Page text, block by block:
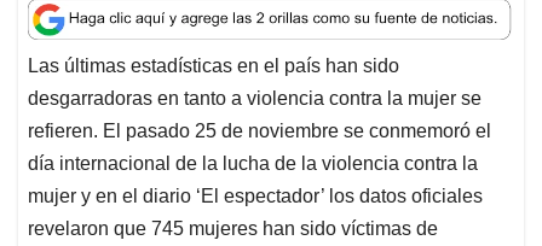
a
t
s
A
p
p
c
e
b
o
o
k
n
k
e
d
I
n
a
i
l
r
e
a
d
s
Las últimas estadísticas en el país han sido
desgarradoras en tanto a violencia contra la mujer se
refieren. El pasado 25 de noviembre se conmemoró el
día internacional de la lucha de la violencia contra la
mujer y en el diario ‘El espectador’ los datos oficiales
revelaron que 745 mujeres han sido víctimas de